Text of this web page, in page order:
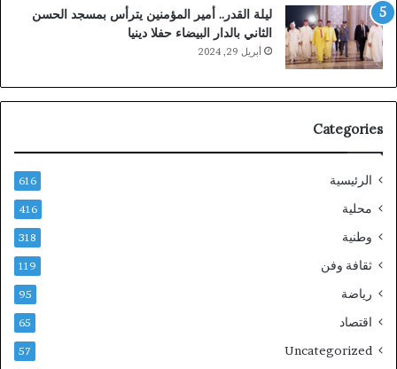
ليلة القدر.. أمير المؤمنين يترأس بمسجد الحسن
الثاني بالدار البيضاء حفلا دينيا
أبريل 29, 2024
Categories
الرئيسية 616
محلية 416
وطنية 318
ثقافة وفن 119
رياضة 95
اقتصاد 65
Uncategorized
57